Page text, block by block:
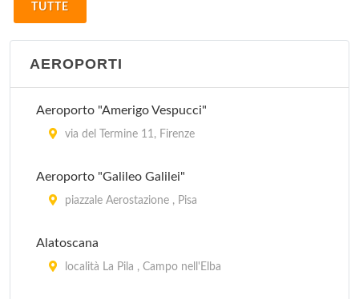
TUTTE
AEROPORTI
Aeroporto "Amerigo Vespucci"
via del Termine 11, Firenze
Aeroporto "Galileo Galilei"
piazzale Aerostazione , Pisa
Alatoscana
località La Pila , Campo nell'Elba